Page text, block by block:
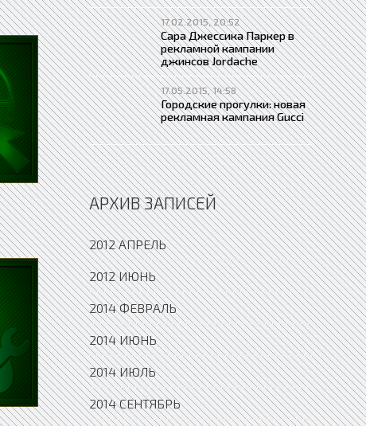
17.02.2015, 20:52
Сара Джессика Паркер в
рекламной кампании
джинсов Jordache
17.05.2015, 14:58
Городские прогулки: новая
рекламная кампания Gucci
АРХИВ ЗАПИСЕЙ
2012 АПРЕЛЬ
2012 ИЮНЬ
2014 ФЕВРАЛЬ
2014 ИЮНЬ
2014 ИЮЛЬ
2014 СЕНТЯБРЬ